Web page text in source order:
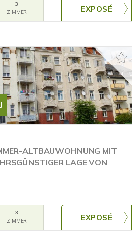
3
ZIMMER
ALTBAUWOHNUNG MIT
LAGE VON
3
ZIMMER